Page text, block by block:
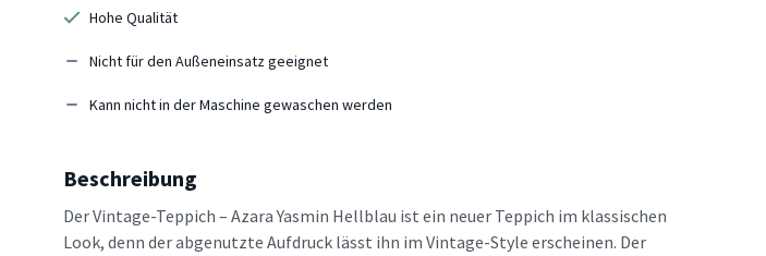
Hohe Qualität
Nicht für den Außeneinsatz geeignet
Kann nicht in der Maschine gewaschen werden
Beschreibung
Der Vintage-Teppich – Azara Yasmin Hellblau ist ein neuer Teppich im klassischen
Look, denn der abgenutzte Aufdruck lässt ihn im Vintage-Style erscheinen. Der